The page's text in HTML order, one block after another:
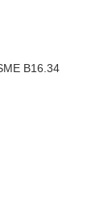
B16.34